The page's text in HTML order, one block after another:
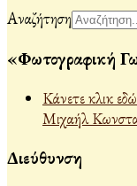
Αναζήτηση
«Φωτογραφική
Κάνετε κλικ
Μιχαήλ
Διεύθυνση